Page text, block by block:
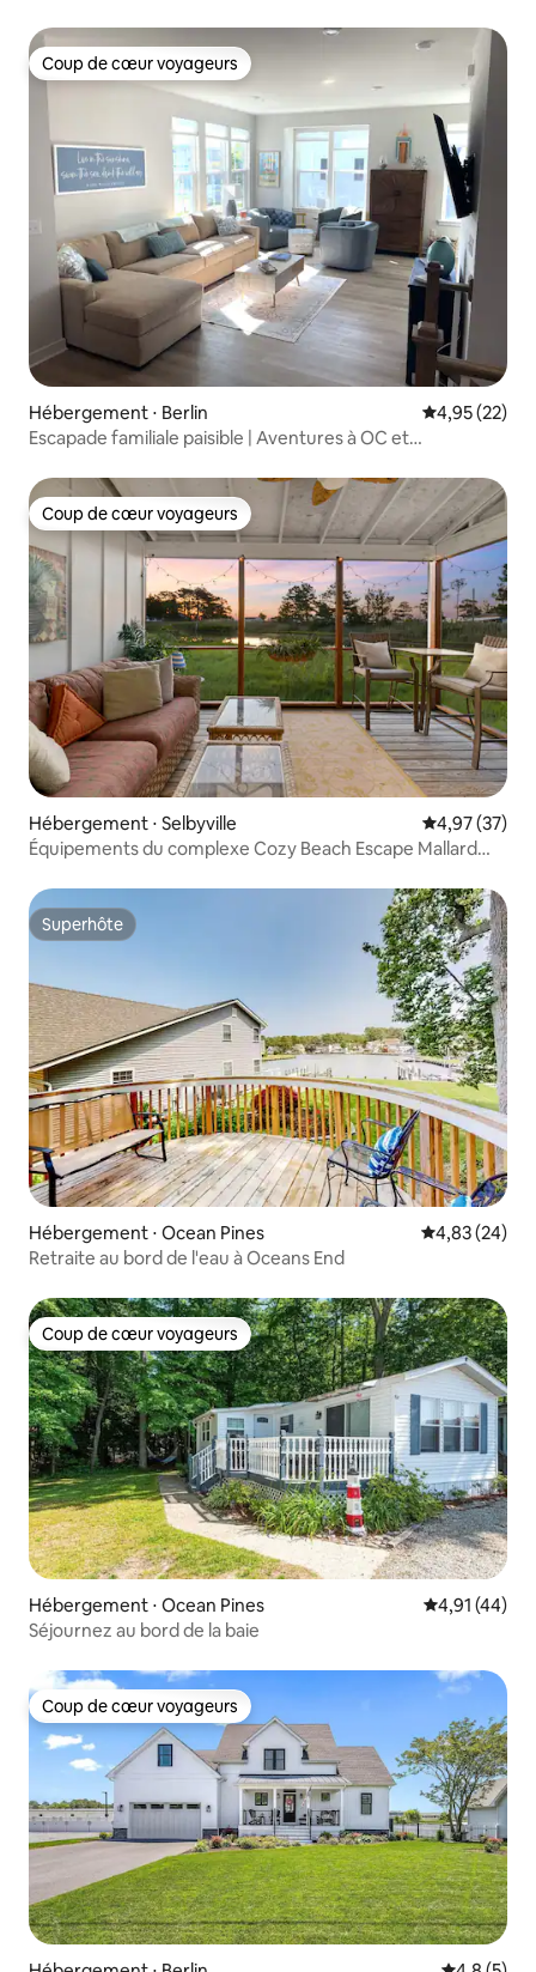
Coup de cœur voyageurs
Coup de cœur voyageurs
Hébergement ⋅ Berlin Évaluation
4,95 (22)
Escapade familiale paisible | Aventures à OC et
Coup de cœur voyageurs
Coup de cœur voyageurs
Hébergement ⋅ Selbyville Évaluation
4,97 (37)
Équipements du complexe Cozy Beach Escape Mallard
Superhôte
Superhôte
Hébergement ⋅ Ocean Pines Évaluation
4,83 (24)
Retraite au bord de l'eau à Oceans End
Coup de cœur voyageurs
Coup de cœur voyageurs
Hébergement ⋅ Ocean Pines Évaluation
4,91 (44)
Séjournez au bord de la baie
Coup de cœur voyageurs
Coup de cœur voyageurs